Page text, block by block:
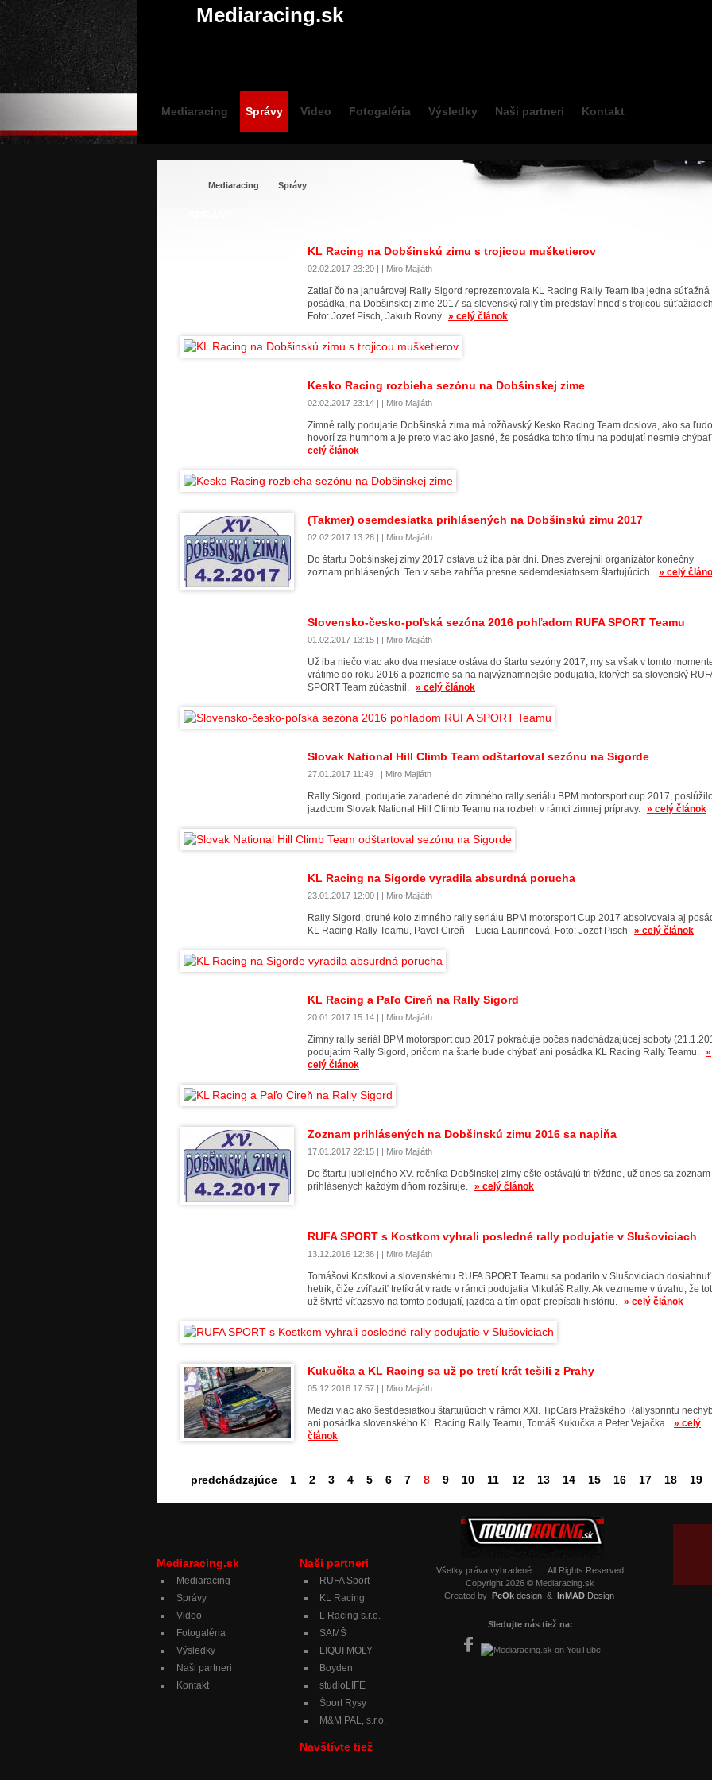
Mediaracing.sk
Mediaracing Správy Video Fotogaléria Výsledky Naši partneri Kontakt
Mediaracing Správy
KL Racing na Dobšinskú zimu s trojicou mušketierov
02.02.2017 23:20 | | Miro Majláth
Zatiaľ čo na januárovej Rally Sigord reprezentovala KL Racing Rally Team iba jedna súťažná
posádka, na Dobšinskej zime 2017 sa slovenský rally tím predstaví hneď s trojicou
Foto: Jozef Pisch, Jakub Rovný » celý článok
Kesko Racing rozbieha sezónu na Dobšinskej zime
02.02.2017 23:14 | | Miro Majláth
Zimné rally podujatie Dobšinská zima má rožňavský Kesko Racing Team doslova, ako sa
hovorí za humnom a je preto viac ako jasné, že posádka tohto tímu na podujatí nesmie
celý článok
(Takmer) osemdesiatka prihlásených na Dobšinskú zimu 2017
02.02.2017 13:28 | | Miro Majláth
Do štartu Dobšinskej zimy 2017 ostáva už iba pár dní. Dnes zverejnil organizátor konečný
zoznam prihlásených. Ten v sebe zahŕňa presne sedemdesiatosem štartujúcich. » celý
Slovensko-česko-poľská sezóna 2016 pohľadom RUFA SPORT Teamu
01.02.2017 13:15 | | Miro Majláth
Už iba niečo viac ako dva mesiace ostáva do štartu sezóny 2017, my sa však v tomto
vrátime do roku 2016 a pozrieme sa na najvýznamnejšie podujatia, ktorých sa slovenský
SPORT Team zúčastnil. » celý článok
Slovak National Hill Climb Team odštartoval sezónu na Sigorde
27.01.2017 11:49 | | Miro Majláth
Rally Sigord, podujatie zaradené do zimného rally seriálu BPM motorsport cup 2017,
jazdcom Slovak National Hill Climb Teamu na rozbeh v rámci zimnej prípravy. » celý článok
KL Racing na Sigorde vyradila absurdná porucha
23.01.2017 12:00 | | Miro Majláth
Rally Sigord, druhé kolo zimného rally seriálu BPM motorsport Cup 2017 absolvovala aj
KL Racing Rally Teamu, Pavol Cireň – Lucia Laurincová. Foto: Jozef Pisch
» celý článok
KL Racing a Paľo Cireň na Rally Sigord
20.01.2017 15:14 | | Miro Majláth
Zimný rally seriál BPM motorsport cup 2017 pokračuje počas nadchádzajúcej soboty
podujatím Rally Sigord, pričom na štarte bude chýbať ani posádka KL Racing Rally Teamu. »
celý článok
Zoznam prihlásených na Dobšinskú zimu 2016 sa napĺňa
17.01.2017 22:15 | | Miro Majláth
Do štartu jubilejného XV. ročníka Dobšinskej zimy ešte ostávajú tri týždne, už dnes sa zoznam
prihlásených každým dňom rozširuje. » celý článok
RUFA SPORT s Kostkom vyhrali posledné rally podujatie v Slušoviciach
13.12.2016 12:38 | | Miro Majláth
Tomášovi Kostkovi a slovenskému RUFA SPORT Teamu sa podarilo v Slušoviciach dosiahnuť
hetrik, čiže zvíťaziť tretíkrát v rade v rámci podujatia Mikuláš Rally. Ak vezmeme v úvahu, že
už štvrté víťazstvo na tomto podujatí, jazdca a tím opäť prepísali históriu. » celý článok
Kukučka a KL Racing sa už po tretí krát tešili z Prahy
05.12.2016 17:57 | | Miro Majláth
Medzi viac ako šesťdesiatkou štartujúcich v rámci XXI. TipCars Pražského Rallysprintu
ani posádka slovenského KL Racing Rally Teamu, Tomáš Kukučka a Peter Vejačka. » celý
článok
predchádzajúce 1 2 3 4 5 6 7 8 9 10 11 12 13 14 15 16 17 18 19
Mediaracing.sk
Mediaracing
Správy
Video
Fotogaléria
Výsledky
Naši partneri
Kontakt
Všetky práva vyhradené |
All Rights Reserved
Copyright 2026 © Mediaracing.sk
Created by PeOkdesign & InMADDesign
Sledujte nás tiež na:
Naši partneri
RUFA Sport
KL Racing
L Racing s.r.o.
SAMŠ
LIQUI MOLY
Boyden
studioLIFE
Šport Rysy
M&M PAL, s.r.o.
Navštívte tiež